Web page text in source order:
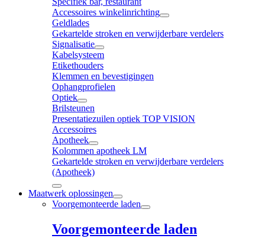
Accessoires winkelinrichting
Geldlades
Gekartelde stroken en verwijderbare verdelers
Signalisatie
Kabelsysteem
Etikethouders
Klemmen en bevestigingen
Ophangprofielen
Optiek
Brilsteunen
Presentatiezuilen optiek TOP VISION
Accessoires
Apotheek
Kolommen apotheek LM
Gekartelde stroken en verwijderbare verdelers
(Apotheek)
Maatwerk oplossingen
Voorgemonteerde laden
Voorgemonteerde laden